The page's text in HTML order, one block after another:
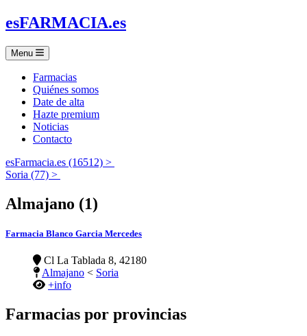
esFARMACIA.es
Menu
Farmacias
Quiénes somos
Date de alta
Hazte premium
Noticias
Contacto
esFarmacia.es (16512) >
Soria (77) >
Almajano (1)
Farmacia Blanco Garcia Mercedes
Cl La Tablada 8, 42180
Almajano < Soria
+info
Farmacias por provincias